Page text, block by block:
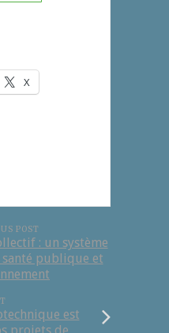
X
POST
: un système
publique et
est